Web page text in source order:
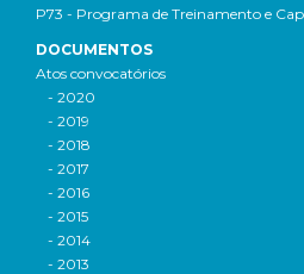
P73 - Programa de Treinamento e
DOCUMENTOS
Atos convocatórios
- 2020
- 2019
- 2018
- 2017
- 2016
- 2015
- 2014
- 2013